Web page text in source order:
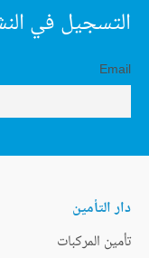
التسجيل في
Email
دار التأمين
تأمين المركبات